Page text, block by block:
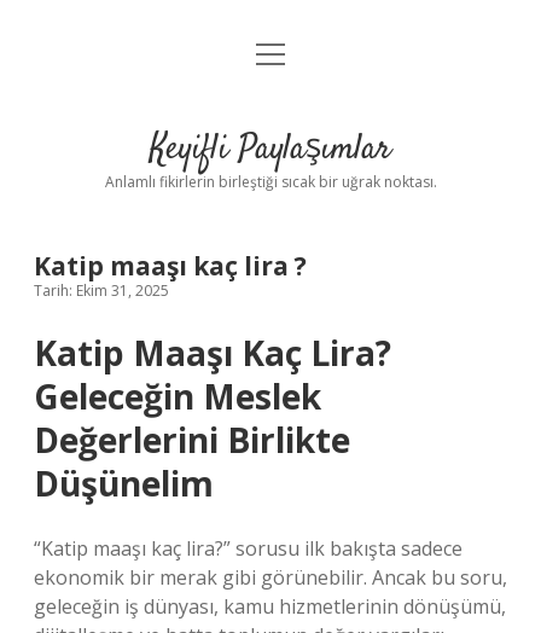
Anasayfa
Yasal Uyarı
menüyü
Keyifli Paylaşımlar
Anlamlı fikirlerin birleştiği sıcak bir uğrak noktası.
Katip maaşı kaç lira ?
Tarih: Ekim 31, 2025
Katip Maaşı Kaç Lira?
Geleceğin Meslek
Değerlerini Birlikte
Düşünelim
“Katip maaşı kaç lira?” sorusu ilk bakışta sadece
ekonomik bir merak gibi görünebilir. Ancak bu soru,
geleceğin iş dünyası, kamu hizmetlerinin dönüşümü,